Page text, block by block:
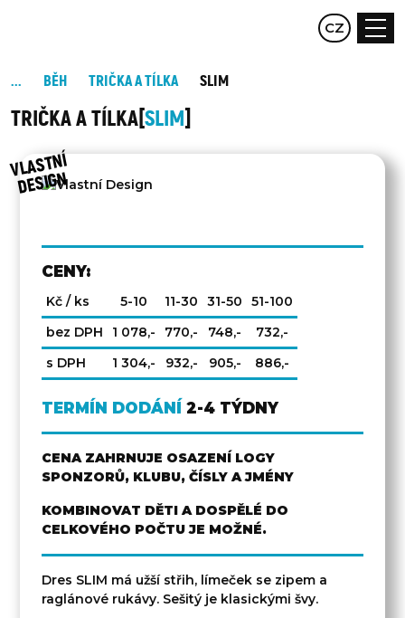
EN DE
CZ
BĚH TRIČKA A TÍLKA SLIM
TRIČKA A TÍLKA SLIM
VLAST
NÍ
DESIG
N
CENY:
Kč / ks 5-10 11-30 31-50
51-100
bez DPH
1 078,- 770,- 748,-
732,-
s DPH
1 304,- 932,- 905,- 886,-
TERMÍN DODÁNÍ 2-4 TÝDNY
CENA ZAHRNUJE OSAZENÍ LOGY
SPONZORŮ, KLUBU, ČÍSLY A JMÉNY
KOMBINOVAT DĚTI A DOSPĚLÉ DO
CELKOVÉHO POČTU JE MOŽNÉ.
Dres SLIM má užší střih, límeček se zipem a
raglánové rukávy. Sešitý je klasickými švy.